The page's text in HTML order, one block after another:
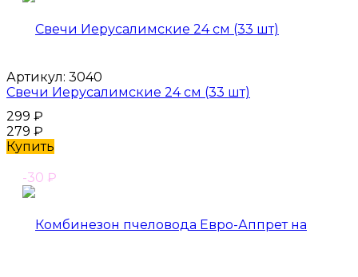
Артикул: 3040
Свечи Иерусалимские 24 см (33 шт)
299 ₽
279 ₽
Купить
-30 ₽